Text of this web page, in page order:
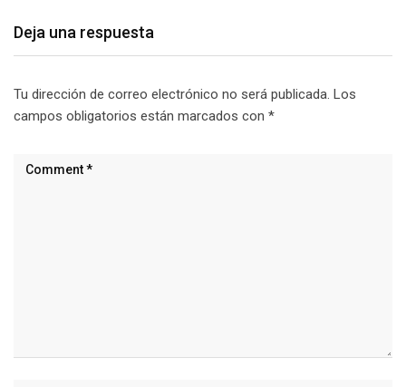
Deja una respuesta
Tu dirección de correo electrónico no será publicada. Los
campos obligatorios están marcados con *